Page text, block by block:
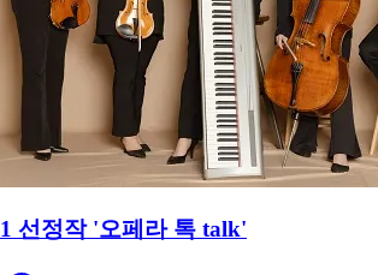
선정작 '오페라 톡 talk'